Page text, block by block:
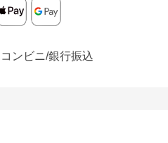
コンビニ/銀行振込